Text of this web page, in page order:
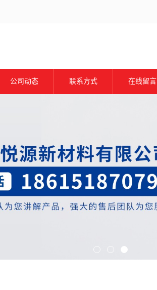
公司动态 联系方式 在线留言